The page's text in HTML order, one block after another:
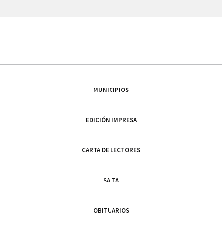
MUNICIPIOS
EDICIÓN IMPRESA
CARTA DE LECTORES
SALTA
OBITUARIOS